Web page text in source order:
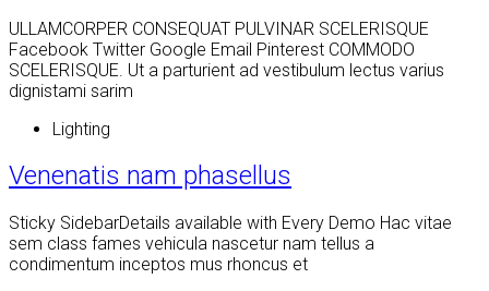
ULLAMCORPER CONSEQUAT PULVINAR SCELERISQUE
Facebook Twitter Google Email Pinterest COMMODO
SCELERISQUE. Ut a parturient ad vestibulum lectus varius
dignistami sarim
Lighting
Venenatis nam phasellus
Sticky SidebarDetails available with Every Demo Hac vitae
sem class fames vehicula nascetur nam tellus a
condimentum inceptos mus rhoncus et